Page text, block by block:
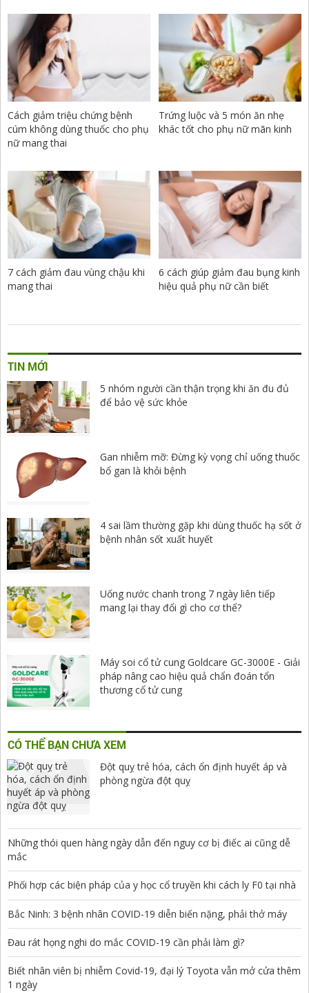
Cách giảm triệu chứng bệnh
cúm không dùng thuốc cho phụ
nữ mang thai
Trứng luộc và 5 món ăn nhẹ
khác tốt cho phụ nữ mãn kinh
7 cách giảm đau vùng chậu khi
mang thai
6 cách giúp giảm đau bụng kinh
hiệu quả phụ nữ cần biết
TIN MỚI
5 nhóm người cần thận trọng khi ăn đu đủ
để bảo vệ sức khỏe
Gan nhiễm mỡ: Đừng kỳ vọng chỉ uống thuốc
bổ gan là khỏi bệnh
4 sai lầm thường gặp khi dùng thuốc hạ sốt ở
bệnh nhân sốt xuất huyết
Uống nước chanh trong 7 ngày liên tiếp
mang lại thay đổi gì cho cơ thể?
Máy soi cổ tử cung Goldcare GC-3000E - Giải
pháp nâng cao hiệu quả chẩn đoán tổn
thương cổ tử cung
CÓ THỂ BẠN CHƯA XEM
Đột quỵ trẻ hóa, cách ổn định huyết áp và
phòng ngừa đột quỵ
Những thói quen hàng ngày dẫn đến nguy cơ bị điếc ai cũng dễ
mắc
Phối hợp các biện pháp của y học cổ truyền khi cách ly F0 tại nhà
Bắc Ninh: 3 bệnh nhân COVID-19 diễn biến nặng, phải thở máy
Đau rát họng nghi do mắc COVID-19 cần phải làm gì?
Biết nhân viên bị nhiễm Covid-19, đại lý Toyota vẫn mở cửa thêm
1 ngày